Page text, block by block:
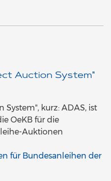
Auction System"
System", kurz: ADAS, ist
OeKB für die
Auktionen
für Bundesanleihen der